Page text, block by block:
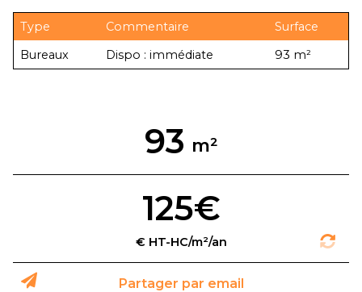
93
125€
Partager par email
Type Commentaire
Surface
Bureaux
Dispo : immédiate 93 m²